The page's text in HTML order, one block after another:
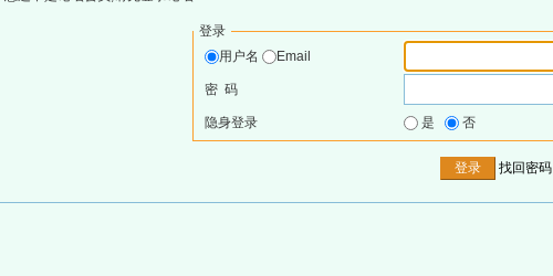
登录
用户名
Email
密 码
隐身登录 是 否
找回密码